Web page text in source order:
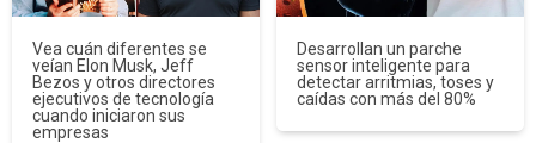
Vea cuán diferentes se
veían Elon Musk, Jeff
Bezos y otros directores
ejecutivos de tecnología
cuando iniciaron sus
empresas
Desarrollan un parche
sensor inteligente para
detectar arritmias, toses y
caídas con más del 80%